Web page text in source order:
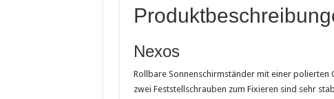
Nexos
Rollbare Sonnenschirmständer mit einer polierten
zwei Feststellschrauben zum Fixieren sind sehr